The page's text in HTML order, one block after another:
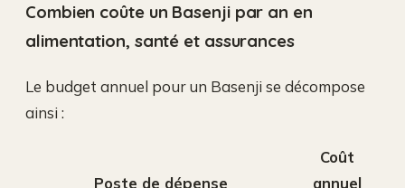
Combien coûte un Basenji par an en
alimentation, santé et assurances
Le budget annuel pour un Basenji se décompose
ainsi :
Poste de dépense
Coût
annuel